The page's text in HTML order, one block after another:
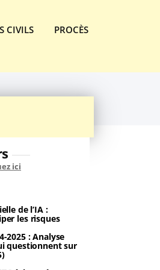
CIVILS PROCÈS
ici
de l’IA :
les risques
2025 : Analyse
questionnent sur